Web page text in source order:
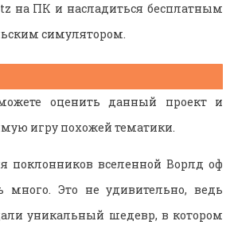
на ПК и насладиться бесплатным
симулятором.
оценить данный проект и
игру похожей тематики.
поклонников вселенной Ворлд оф
много. Это не удивительно, ведь
уникальный шедевр, в котором